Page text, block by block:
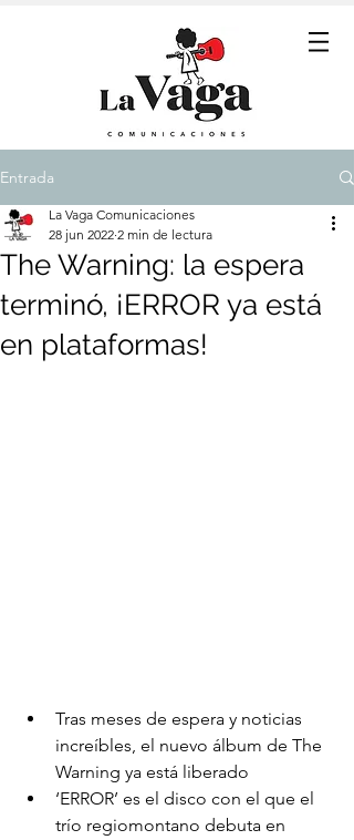
Entrada
The Warning: la espera
terminó, ¡ERROR ya está
en plataformas!
La Vaga Comunicaciones
28 jun 2022 2 min de lectura
Tras meses de espera y noticias
increíbles, el nuevo álbum de The
Warning ya está liberado
‘ERROR’ es el disco con el que el
trío regiomontano debuta en